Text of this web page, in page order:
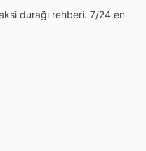
durağı rehberi. 7/24 en